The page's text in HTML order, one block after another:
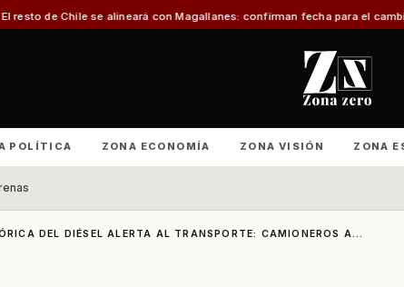
con Magallanes: confirman fecha para el cambio al horario de
POLÍTICA ZONA ECONOMÍA ZONA VISIÓN ZONA
DEL DIÉSEL ALERTA AL TRANSPORTE: CAMIONEROS A...